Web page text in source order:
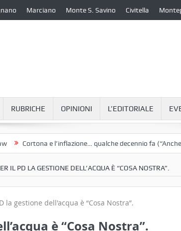
Marciano Monte S. Savino Civitella
RUBRICHE OPINIONI L’EDITORIALE
e l’inflazione… qualche decennio fa (“Anche oggi
IL PD LA GESTIONE DELL’ACQUA È “COSA NOSTRA”.
è “Cosa Nostra”.